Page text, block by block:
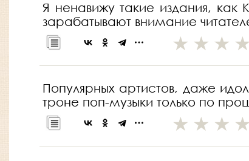
Я ненавижу такие издания, как
зарабатывают внимание
Популярных артистов, даже
троне поп-музыки только по